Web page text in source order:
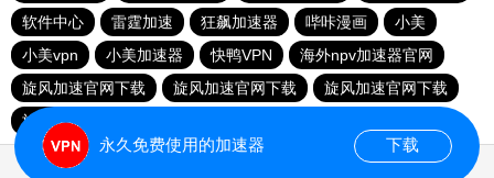
软件中心
雷霆加速 狂飙加速器 哔咔漫画
小美
小美vpn
小美加速器 快鸭VPN
海外npv加速器官网
旋风加速官网下载
旋风加速官网下载
旋风加速官网下载
旋风加速官网下载
永久免费使用的加速器 下载